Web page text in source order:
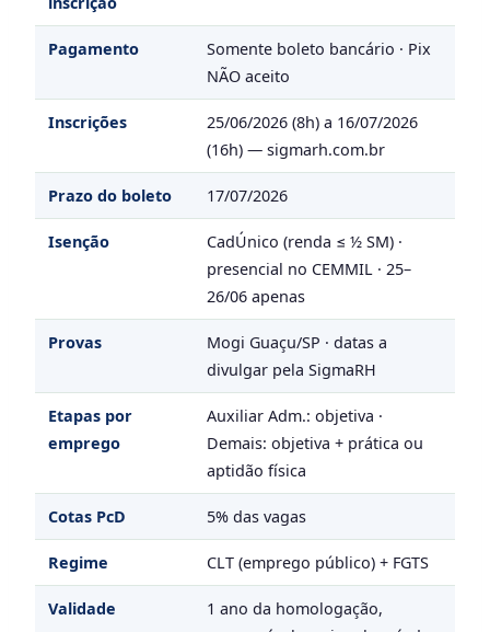
Pagamento
Somente boleto bancário · Pix
NÃO aceito
Inscrições
25/06/2026 (8h) a 16/07/2026
(16h) — sigmarh.com.br
Prazo do boleto 17/07/2026
Isenção
CadÚnico (renda ≤ ½ SM) ·
presencial no CEMMIL · 25–
26/06 apenas
Provas
Mogi Guaçu/SP · datas a
divulgar pela SigmaRH
Etapas por
emprego
Auxiliar Adm.: objetiva ·
Demais: objetiva + prática ou
aptidão física
Cotas PcD 5% das vagas
Regime CLT (emprego público) + FGTS
Validade
1 ano da homologação,